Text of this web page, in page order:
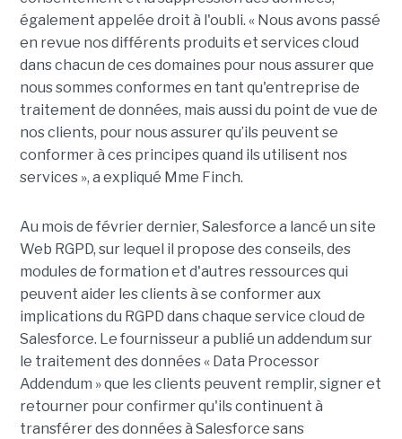
également appelée droit à l'oubli. « Nous avons passé
en revue nos différents produits et services cloud
dans chacun de ces domaines pour nous assurer que
nous sommes conformes en tant qu'entreprise de
traitement de données, mais aussi du point de vue de
nos clients, pour nous assurer qu’ils peuvent se
conformer à ces principes quand ils utilisent nos
services », a expliqué Mme Finch.
Au mois de février dernier, Salesforce a lancé un site
Web RGPD, sur lequel il propose des conseils, des
modules de formation et d'autres ressources qui
peuvent aider les clients à se conformer aux
implications du RGPD dans chaque service cloud de
Salesforce. Le fournisseur a publié un addendum sur
le traitement des données « Data Processor
Addendum » que les clients peuvent remplir, signer et
retourner pour confirmer qu'ils continuent à
transférer des données à Salesforce sans